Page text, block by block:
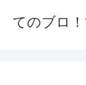
てのブロ